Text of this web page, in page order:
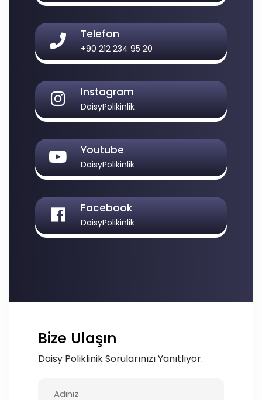
Telefon
+90 212 234 95 20
Instagram
DaisyPolikinlik
Youtube
DaisyPolikinlik
Facebook
DaisyPolikinlik
Bize Ulaşın
Daisy Poliklinik Sorularınızı Yanıtlıyor.